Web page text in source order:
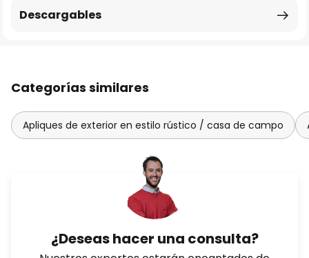
Descargables
Categorías similares
Apliques de exterior en estilo rústico / casa de campo
¿Deseas hacer una consulta?